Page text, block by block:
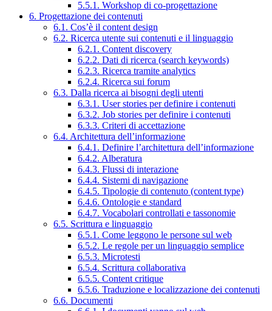
5.5.1. Workshop di co-progettazione
6. Progettazione dei contenuti
6.1. Cos’è il content design
6.2. Ricerca utente sui contenuti e il linguaggio
6.2.1. Content discovery
6.2.2. Dati di ricerca (search keywords)
6.2.3. Ricerca tramite analytics
6.2.4. Ricerca sui forum
6.3. Dalla ricerca ai bisogni degli utenti
6.3.1. User stories per definire i contenuti
6.3.2. Job stories per definire i contenuti
6.3.3. Criteri di accettazione
6.4. Architettura dell’informazione
6.4.1. Definire l’architettura dell’informazione
6.4.2. Alberatura
6.4.3. Flussi di interazione
6.4.4. Sistemi di navigazione
6.4.5. Tipologie di contenuto (content type)
6.4.6. Ontologie e standard
6.4.7. Vocabolari controllati e tassonomie
6.5. Scrittura e linguaggio
6.5.1. Come leggono le persone sul web
6.5.2. Le regole per un linguaggio semplice
6.5.3. Microtesti
6.5.4. Scrittura collaborativa
6.5.5. Content critique
6.5.6. Traduzione e localizzazione dei contenuti
6.6. Documenti